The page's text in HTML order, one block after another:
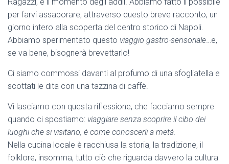
per farvi assaporare, attraverso questo breve racconto, un
giorno intero alla scoperta del centro storico di Napoli.
Abbiamo sperimentato questo viaggio gastro-sensoriale…e,
se va bene, bisognerà brevettarlo!
Ci siamo commossi davanti al profumo di una sfogliatella e
scottati le dita con una tazzina di caffè.
Vi lasciamo con questa riflessione, che facciamo sempre
quando ci spostiamo: viaggiare senza scoprire il cibo dei
luoghi che si visitano, è come conoscerli a metà.
Nella cucina locale è racchiusa la storia, la tradizione, il
folklore, insomma, tutto ciò che riguarda davvero la cultura